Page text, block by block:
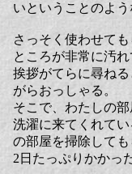
いということのよう
さっそく使わせても
ところが非常に汚れ
挨拶がてらに尋ね
がらおっしゃる。
そこで、わたしの
洗濯に来てくれて
の部屋を掃除しても
2日たっぷりかかっ